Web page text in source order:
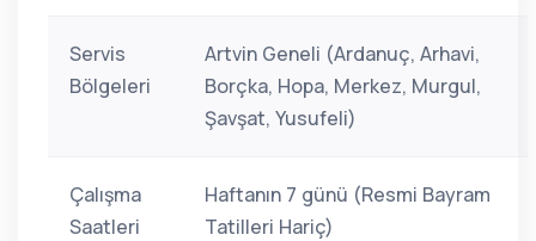
Servis
Bölgeleri
Artvin Geneli (Ardanuç, Arhavi,
Borçka, Hopa, Merkez, Murgul,
Şavşat, Yusufeli)
Çalışma
Saatleri
Haftanın 7 günü (Resmi Bayram
Tatilleri Hariç)